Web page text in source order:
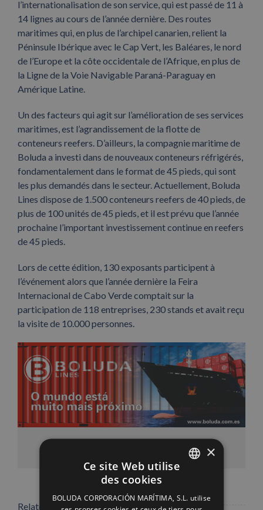
l’internationalisation de son service, qui est passé de 11 à
14 lignes au cours de l’année dernière. Des routes
maritimes qui, en plus de l’archipel canarien, relient la
Péninsule Ibérique avec le Cap Vert, les Baléares, le nord
de l’Europe et la côte occidentale de l’Afrique, en plus de
la Ligne de la Voie Navigable Paraná-Paraguay en
Amérique Latine.
Un des facteurs qui agit sur l’amélioration de ses services
maritimes, est l’agrandissement de la flotte de
conteneurs reefers. D’ailleurs, la compagnie maritime de
Boluda a investi dans de nouveaux conteneurs réfrigérés,
fondamentalement dans le format de 45 pieds, qui sont
les plus demandés dans le secteur. Actuellement, Boluda
Lines dispose de 1.500 conteneurs reefers de 40 pieds, de
plus de 100 unités de 45 pieds, et il est prévu que l’année
prochaine l’important investissement continue en reefers
de 45 pieds.
Lors de cette édition, 130 exposants participent à
l’événement alors que l’année dernière la Feira
Internacional de Cabo Verde comptait sur la
participation de 118 entreprises, 230 stands et avait reçu
la visite de 10.000 personnes.
PinterestEmail
Related Posts ENGLISH
×
Ce site Web utilise
des cookies
BOLUDA CORPORACIÓN MARÍTIMA, S.L. utilise